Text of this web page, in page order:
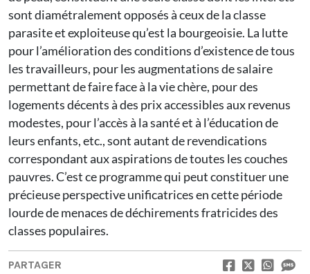
sont diamétralement opposés à ceux de la classe
parasite et exploiteuse qu’est la bourgeoisie. La lutte
pour l’amélioration des conditions d’existence de tous
les travailleurs, pour les augmentations de salaire
permettant de faire face à la vie chère, pour des
logements décents à des prix accessibles aux revenus
modestes, pour l’accès à la santé et à l’éducation de
leurs enfants, etc., sont autant de revendications
correspondant aux aspirations de toutes les couches
pauvres. C’est ce programme qui peut constituer une
précieuse perspective unificatrices en cette période
lourde de menaces de déchirements fratricides des
classes populaires.
PARTAGER